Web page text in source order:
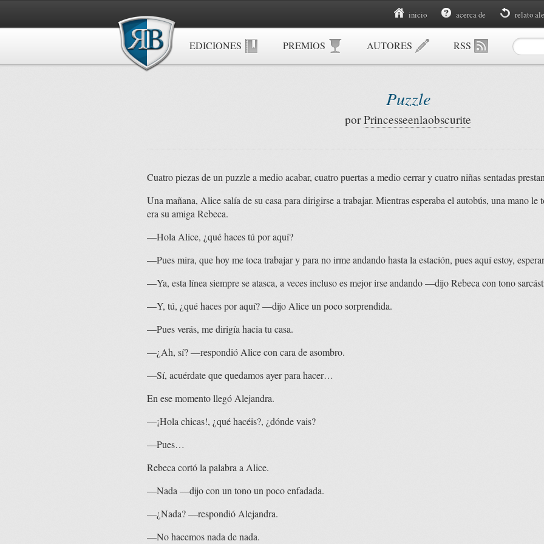
inicio acerca de relato
EDICIONES PREMIOS AUTORES RSS
Puzzle
porPrincesseenlaobscurite
Cuatro piezas de un puzzle a medio acabar, cuatro puertas a medio cerrar y cuatro niñas sentadas
Una mañana, Alice salía de su casa para dirigirse a trabajar. Mientras esperaba el autobús, una mano
era su amiga Rebeca.
—Hola Alice, ¿qué haces tú por aquí?
—Pues mira, que hoy me toca trabajar y para no irme andando hasta la estación, pues aquí estoy,
—Ya, esta línea siempre se atasca, a veces incluso es mejor irse andando —dijo Rebeca con tono
—Y, tú, ¿qué haces por aquí? —dijo Alice un poco sorprendida.
—Pues verás, me dirigía hacia tu casa.
—¿Ah, sí? —respondió Alice con cara de asombro.
—Sí, acuérdate que quedamos ayer para hacer…
En ese momento llegó Alejandra.
—¡Hola chicas!, ¿qué hacéis?, ¿dónde vais?
—Pues…
Rebeca cortó la palabra a Alice.
—Nada —dijo con un tono un poco enfadada.
—¿Nada? —respondió Alejandra.
—No hacemos nada de nada.